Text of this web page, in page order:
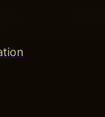
att förstå